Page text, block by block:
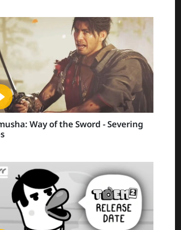
Way of the Sword - Severing